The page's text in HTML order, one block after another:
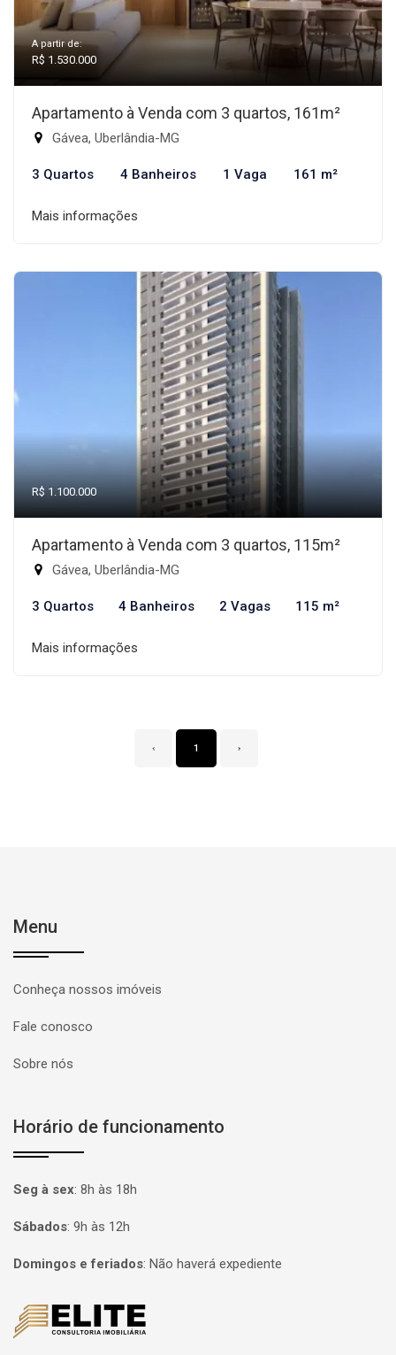
A partir de:
R$ 1.530.000
Apartamento à Venda com 3 quartos, 161m²
Gávea, Uberlândia-MG
3 Quartos 4 Banheiros 1 Vaga 161 m²
Mais informações
R$ 1.100.000
Apartamento à Venda com 3 quartos, 115m²
Gávea, Uberlândia-MG
3 Quartos 4 Banheiros 2 Vagas 115 m²
Mais informações
‹ 1 ›
Menu
Conheça nossos imóveis
Fale conosco
Sobre nós
Horário de funcionamento
Seg à sex: 8h às 18h
Sábados: 9h às 12h
Domingos e feriados: Não haverá expediente
Página inicial